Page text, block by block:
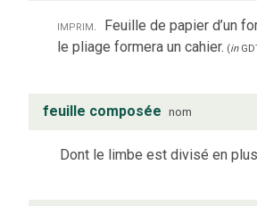
imprim. Feuille de papier d’un
le pliage formera un cahier. (in
feuille composée nom
Dont le limbe est divisé en